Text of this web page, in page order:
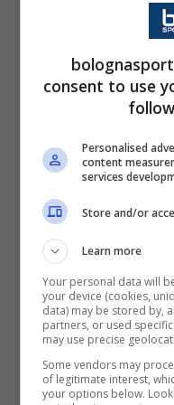
tattiche. L’aver
proprio raggio
fondo, come
sue prestazioni.
Non è da
o 4-3-3 del nuovo
scozzese il
maggiori licenze
con queste
proprio il numero
che quindi non
Ferguson
possa
nella zona di
consent to use
Personalised
content
services
Store and/or
Learn more
Your personal data will
your device (cookies,
data) may be stored by,
partners, or used
may use precise
Some vendors may
of legitimate interest,
your options below.